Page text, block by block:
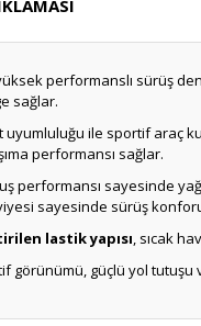
performanslı sürüş
sağlar.
ile sportif araç
performansı sağlar.
performansı sayesinde
sayesinde sürüş
lastik yapısı, sıcak
görünümü, güçlü yol tutuşu